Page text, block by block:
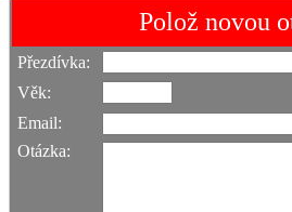
Polož novou
Přezdívka:
Věk:
Email:
Otázka: